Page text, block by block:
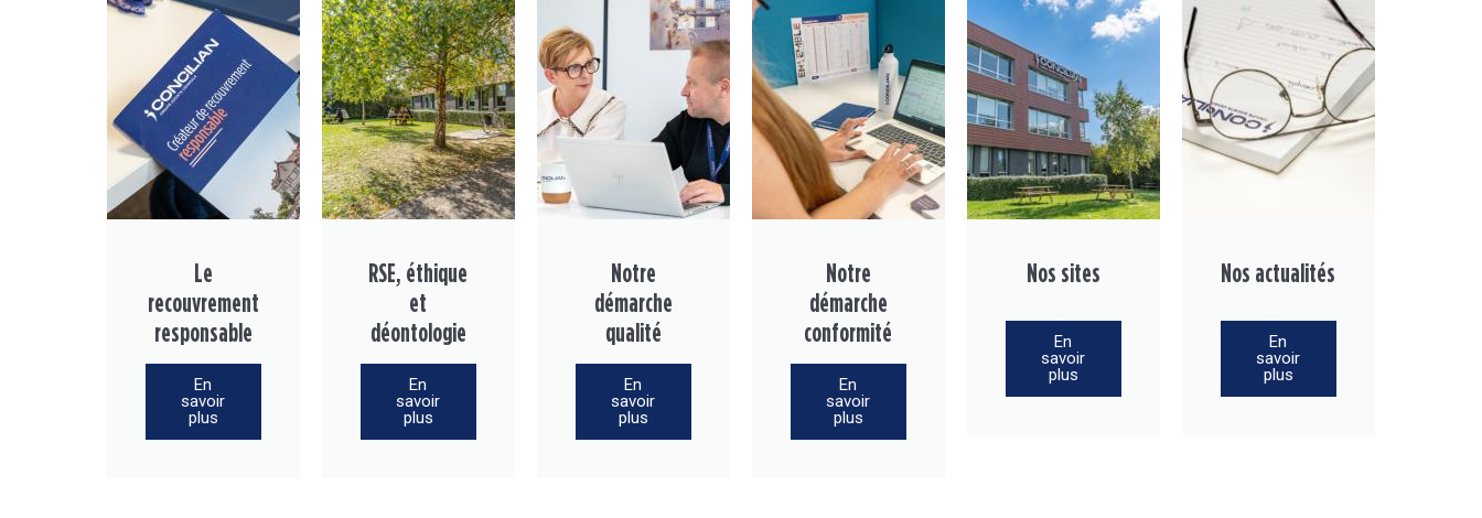
Le
recouvrement
responsable
En
savoir
plus
RSE, éthique
et
déontologie
En
savoir
plus
Notre
démarche
qualité
En
savoir
plus
Notre
démarche
conformité
En
savoir
plus
Nos sites
En
savoir
plus
Nos actualités
En
savoir
plus